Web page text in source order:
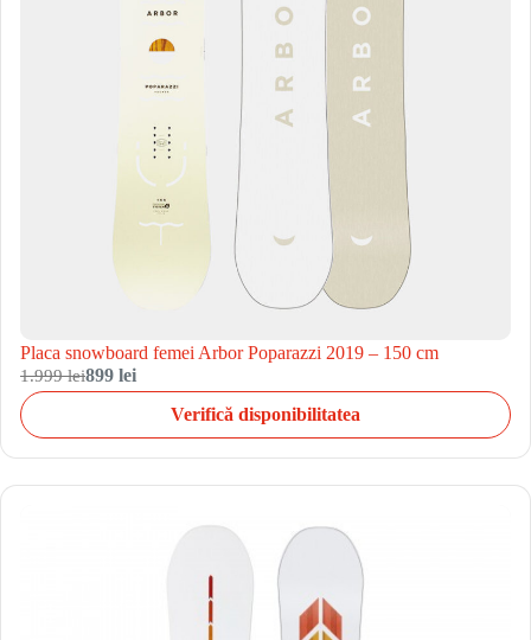
Placa snowboard femei Arbor Poparazzi 2019 – 150 cm
1.999 lei899 lei
Verifică disponibilitatea